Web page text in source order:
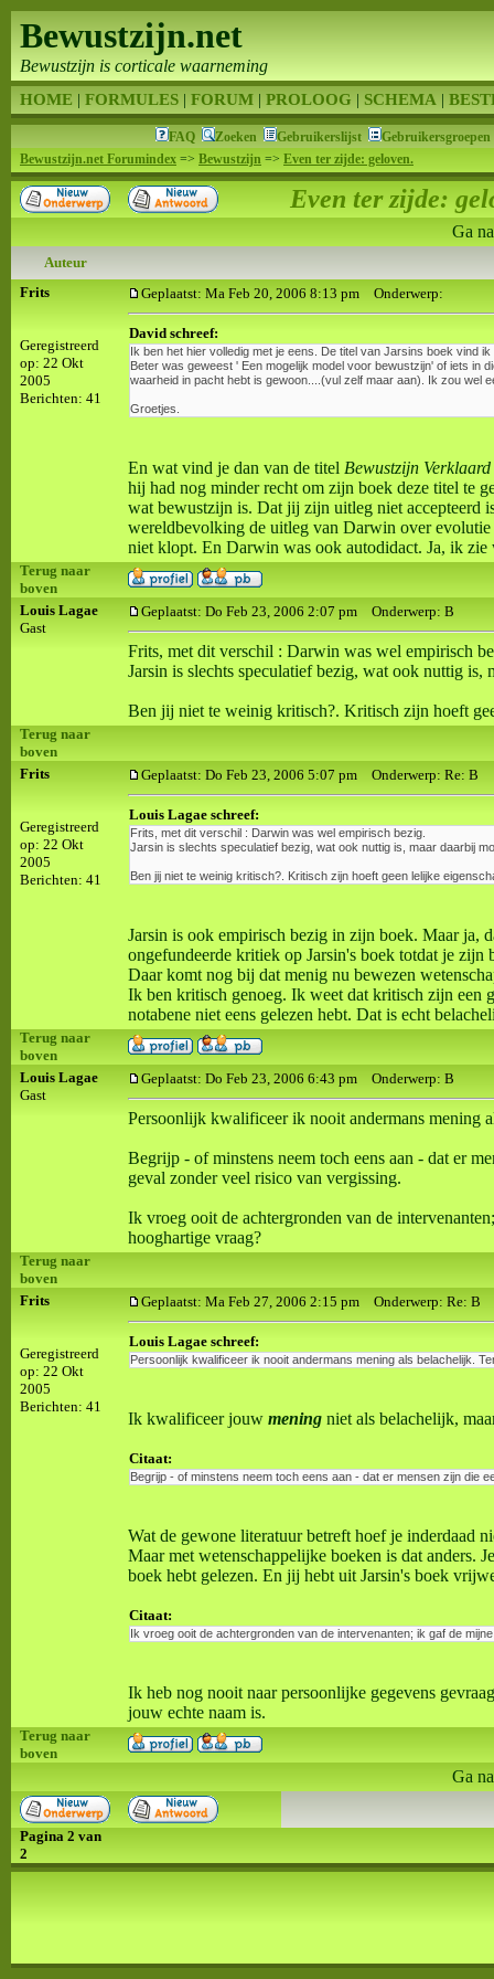
FAQ Zoeken Gebruikerslijst
Gebruikersgroepen
Bewustzijn.net Forumindex => Bewustzijn => Even ter zijde: geloven.
Even ter zijde:
Ga
Auteur
Frits
Geregistreerd
op: 22 Okt
2005
Berichten: 41
Geplaatst: Ma Feb 20, 2006 8:13 pm Onderwerp:
David schreef:
Ik ben het hier volledig met je eens. De titel van Jarsins boek vind
Beter was geweest ' Een mogelijk model voor bewustzijn' of iets in
waarheid in pacht hebt is gewoon....(vul zelf maar aan). Ik zou wel
Groetjes.
En wat vind je dan van de titel Bewustzijn Verklaard
hij had nog minder recht om zijn boek deze titel te
wat bewustzijn is. Dat jij zijn uitleg niet accepteerd
wereldbevolking de uitleg van Darwin over
niet klopt. En Darwin was ook autodidact. Ja, ik
Terug naar
boven
Louis Lagae
Gast
Geplaatst: Do Feb 23, 2006 2:07 pm Onderwerp: B
Frits, met dit verschil : Darwin was wel empirisch
Jarsin is slechts speculatief bezig, wat ook nuttig
Ben jij niet te weinig kritisch?. Kritisch zijn hoeft
Terug naar
boven
Frits
Geregistreerd
op: 22 Okt
2005
Berichten: 41
Geplaatst: Do Feb 23, 2006 5:07 pm Onderwerp: Re: B
Louis Lagae schreef:
Frits, met dit verschil : Darwin was wel empirisch bezig.
Jarsin is slechts speculatief bezig, wat ook nuttig is, maar daarbij
Ben jij niet te weinig kritisch?. Kritisch zijn hoeft geen lelijke
Jarsin is ook empirisch bezig in zijn boek. Maar ja,
ongefundeerde kritiek op Jarsin's boek totdat je
Daar komt nog bij dat menig nu bewezen
Ik ben kritisch genoeg. Ik weet dat kritisch zijn een
notabene niet eens gelezen hebt. Dat is echt
Terug naar
boven
Louis Lagae
Gast
Geplaatst: Do Feb 23, 2006 6:43 pm Onderwerp: B
Persoonlijk kwalificeer ik nooit andermans mening
Begrijp - of minstens neem toch eens aan - dat er
geval zonder veel risico van vergissing.
Ik vroeg ooit de achtergronden van de
hooghartige vraag?
Terug naar
boven
Frits
Geregistreerd
op: 22 Okt
2005
Berichten: 41
Geplaatst: Ma Feb 27, 2006 2:15 pm Onderwerp: Re: B
Louis Lagae schreef:
Persoonlijk kwalificeer ik nooit andermans mening als belachelijk.
Ik kwalificeer jouw mening niet als belachelijk,
Citaat:
Begrijp - of minstens neem toch eens aan - dat er mensen zijn die
Wat de gewone literatuur betreft hoef je inderdaad
Maar met wetenschappelijke boeken is dat anders.
boek hebt gelezen. En jij hebt uit Jarsin's boek
Citaat:
Ik vroeg ooit de achtergronden van de intervenanten; ik gaf de
Ik heb nog nooit naar persoonlijke gegevens
jouw echte naam is.
Terug naar
boven
Ga
Pagina 2 van
2
Bewustzijn.net
Bewustzijn is corticale waarneming
HOME | FORMULES | FORUM | PROLOOG | SCHEMA |